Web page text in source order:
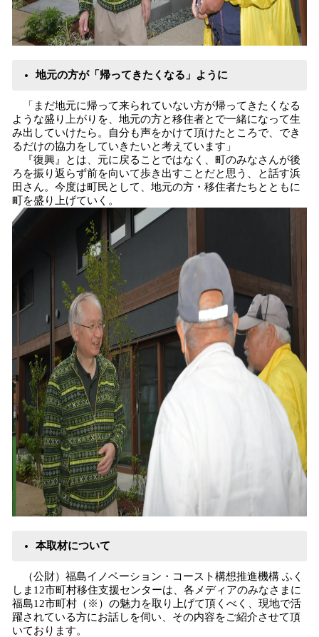
地元の方が「帰ってきたくなる」ように
「まだ地元に帰って来られていない方が帰ってきたくなる
ような盛り上がりを、地元の方と移住者とで一緒になって生
み出していけたら。自分も声をかけて頂けたところで、でき
るだけの協力をしていきたいと考えています」
『復興』とは、元に戻ることではなく、町のみなさんが後
ろを振り返らず前を向いて歩き出すことだと思う、と話す浜
田さん。今度は町民として、地元の方・移住者たちとともに
町を盛り上げていく。
本取材について
（公財）福島イノベーション・コースト構想推進機構 ふく
しま12市町村移住⽀援センターは、各メディアのみなさまに
福島12市町村（※）の魅⼒を取り上げて頂くべく、現地で活
躍されている方にお話しを伺い、その内容をご紹介させて頂
いております。